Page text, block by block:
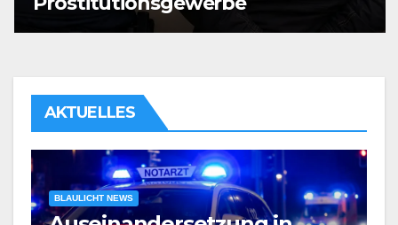
AKTUELLES
BLAULICHT NEWS